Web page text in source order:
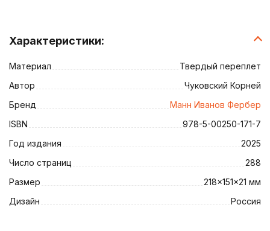
Характеристики:
Материал
Твердый переплет
Автор
Чуковский Корней
Бренд
Манн Иванов Фербер
ISBN
978-5-00250-171-7
Год издания
2025
Число страниц
288
Размер
218×151×21 мм
Дизайн
Россия